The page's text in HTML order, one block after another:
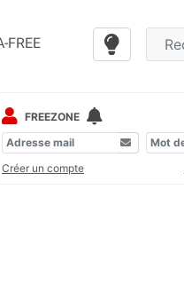
FREE
FREEZONE
Créer un compte